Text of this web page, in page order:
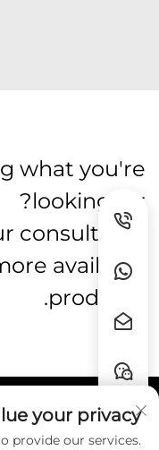
what you're
looking for?
consultants
available
products.
روابط سريعة
your privacy
provide our services.